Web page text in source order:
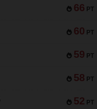
66 PT
60 PT
59 PT
58 PT
52 PT